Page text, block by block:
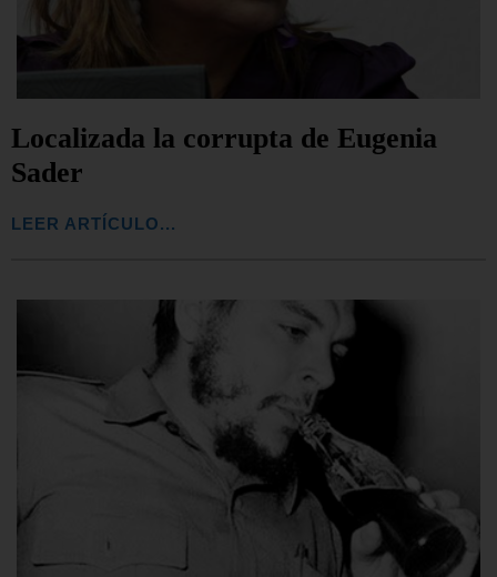
Localizada la corrupta de Eugenia
Sader
LEER ARTÍCULO...